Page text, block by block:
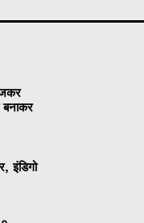
बनाकर
इंडिगो